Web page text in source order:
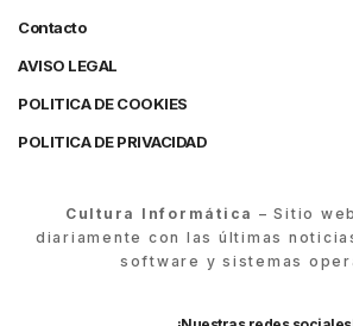
Contacto
AVISO LEGAL
POLITICA DE COOKIES
POLITICA DE PRIVACIDAD
Cultura Informática – Sitio
diariamente con las últimas
software y sistemas